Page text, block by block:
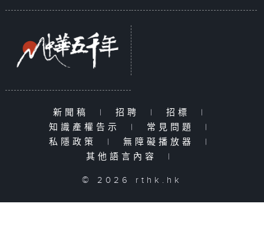
新聞稿 | 招聘 | 招標
|
知識產權告示
| 常見問題
|
私隱政策
| 無障礙播放器
|
其他語言內容
|
© 2026 rthk.hk